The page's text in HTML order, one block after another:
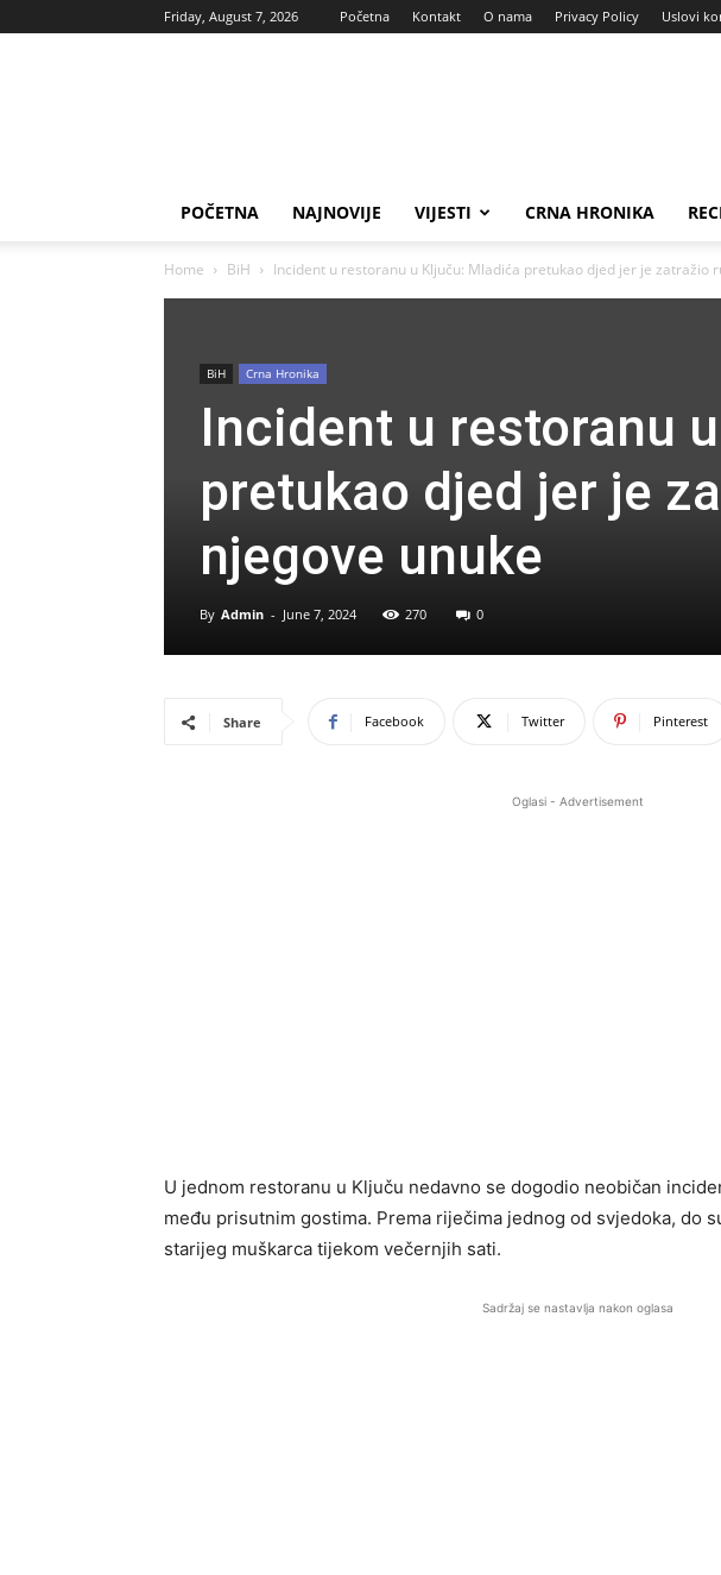
Friday, August 7, 2026 Početna Kontakt O nama Privacy Policy Uslovi
POČETNA NAJNOVIJE VIJESTI CRNA HRONIKA
Home BiH Incident u restoranu u Ključu: Mladića pretukao djed jer je zatražio
BiH Crna Hronika
Incident u restoranu
pretukao djed jer je
njegove unuke
By Admin - June 7, 2024 270 0
Share Facebook Twitter Pinterest
Oglasi - Advertisement
U jednom restoranu u Ključu nedavno se dogodio neobičan
među prisutnim gostima. Prema riječima jednog od svjedoka, do
starijeg muškarca tijekom večernjih sati.
Sadržaj se nastavlja nakon oglasa